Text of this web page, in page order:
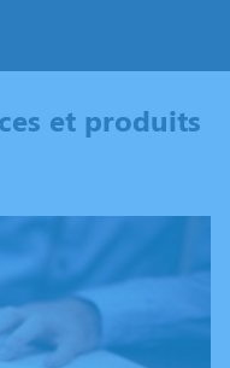
et produits